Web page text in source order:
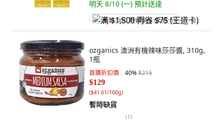
明天 8/10 (一) 預計送達
满 $1,500 再省 $75 (王道卡)
ozganics 澳洲有機辣味莎莎醬, 310g,
1瓶
首購折扣價 40%$215
$129
($41.61/100g)
暫時缺貨
(1)